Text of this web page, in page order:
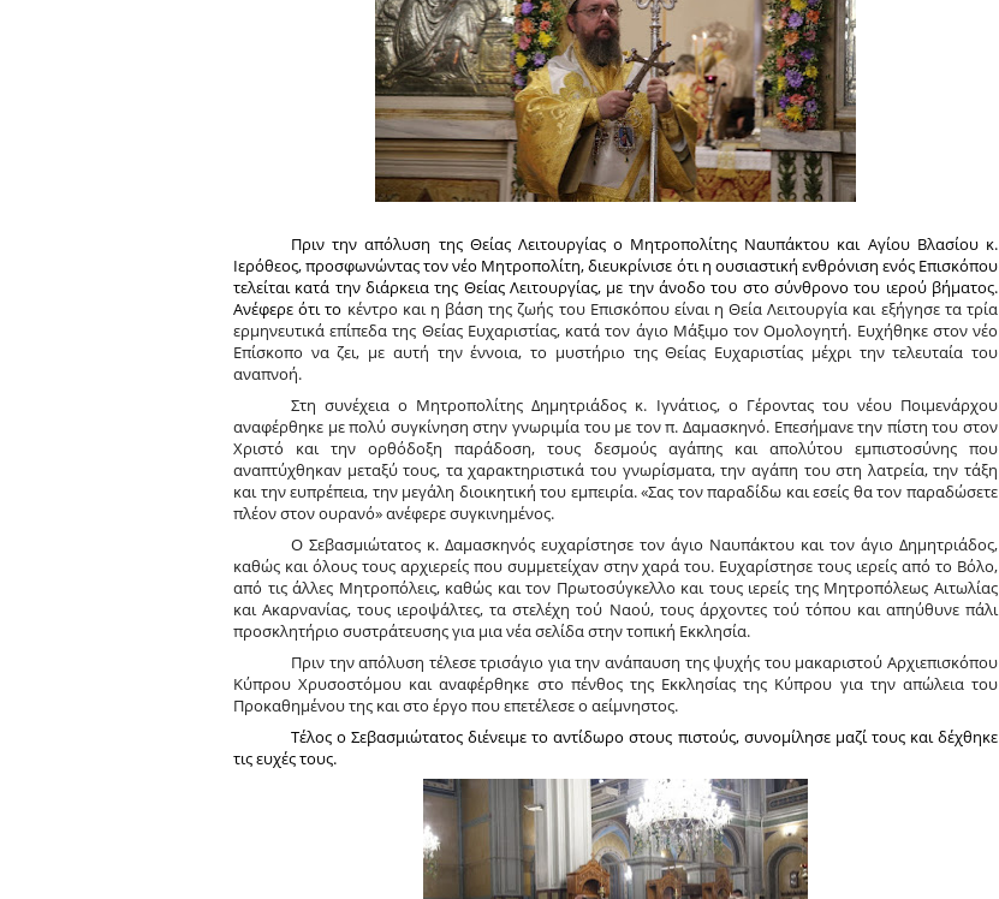
Πριν την απόλυση της Θείας Λειτουργίας ο Μητροπολίτης Ναυπάκτου και Αγίου Βλασίου κ.
Ιερόθεος, προσφωνώντας τον νέο Μητροπολίτη, διευκρίνισε ότι η ουσιαστική ενθρόνιση ενός Επισκόπου
τελείται κατά την διάρκεια της Θείας Λειτουργίας, με την άνοδο του στο σύνθρονο του ιερού βήματος.
Ανέφερε ότι το κέντρο και η βάση της ζωής του Επισκόπου είναι η Θεία Λειτουργία και εξήγησε τα τρία
ερμηνευτικά επίπεδα της Θείας Ευχαριστίας, κατά τον άγιο Μάξιμο τον Ομολογητή. Ευχήθηκε στον νέο
Επίσκοπο να ζει, με αυτή την έννοια, το μυστήριο της Θείας Ευχαριστίας μέχρι την τελευταία του
αναπνοή.
Στη συνέχεια ο Μητροπολίτης Δημητριάδος κ. Ιγνάτιος, ο Γέροντας του νέου Ποιμενάρχου
αναφέρθηκε με πολύ συγκίνηση στην γνωριμία του με τον π. Δαμασκηνό. Επεσήμανε την πίστη του στον
Χριστό και την ορθόδοξη παράδοση, τους δεσμούς αγάπης και απολύτου εμπιστοσύνης που
αναπτύχθηκαν μεταξύ τους, τα χαρακτηριστικά του γνωρίσματα, την αγάπη του στη λατρεία, την τάξη
και την ευπρέπεια, την μεγάλη διοικητική του εμπειρία. «Σας τον παραδίδω και εσείς θα τον παραδώσετε
πλέον στον ουρανό» ανέφερε συγκινημένος.
Ο Σεβασμιώτατος κ. Δαμασκηνός ευχαρίστησε τον άγιο Ναυπάκτου και τον άγιο Δημητριάδος,
καθώς και όλους τους αρχιερείς που συμμετείχαν στην χαρά του. Ευχαρίστησε τους ιερείς από το Βόλο,
από τις άλλες Μητροπόλεις, καθώς και τον Πρωτοσύγκελλο και τους ιερείς της Μητροπόλεως Αιτωλίας
και Ακαρνανίας, τους ιεροψάλτες, τα στελέχη τού Ναού, τους άρχοντες τού τόπου και απηύθυνε πάλι
προσκλητήριο συστράτευσης για μια νέα σελίδα στην τοπική Εκκλησία.
Πριν την απόλυση τέλεσε τρισάγιο για την ανάπαυση της ψυχής του μακαριστού Αρχιεπισκόπου
Κύπρου Χρυσοστόμου και αναφέρθηκε στο πένθος της Εκκλησίας της Κύπρου για την απώλεια του
Προκαθημένου της και στο έργο που επετέλεσε ο αείμνηστος.
Τέλος ο Σεβασμιώτατος διένειμε το αντίδωρο στους πιστούς, συνομίλησε μαζί τους και δέχθηκε
τις ευχές τους.